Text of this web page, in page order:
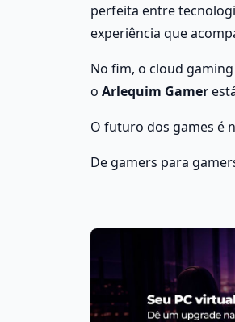
perfeita entre
experiência que
No fim, o cloud
o Arlequim Gamer
O futuro dos games é
De gamers para